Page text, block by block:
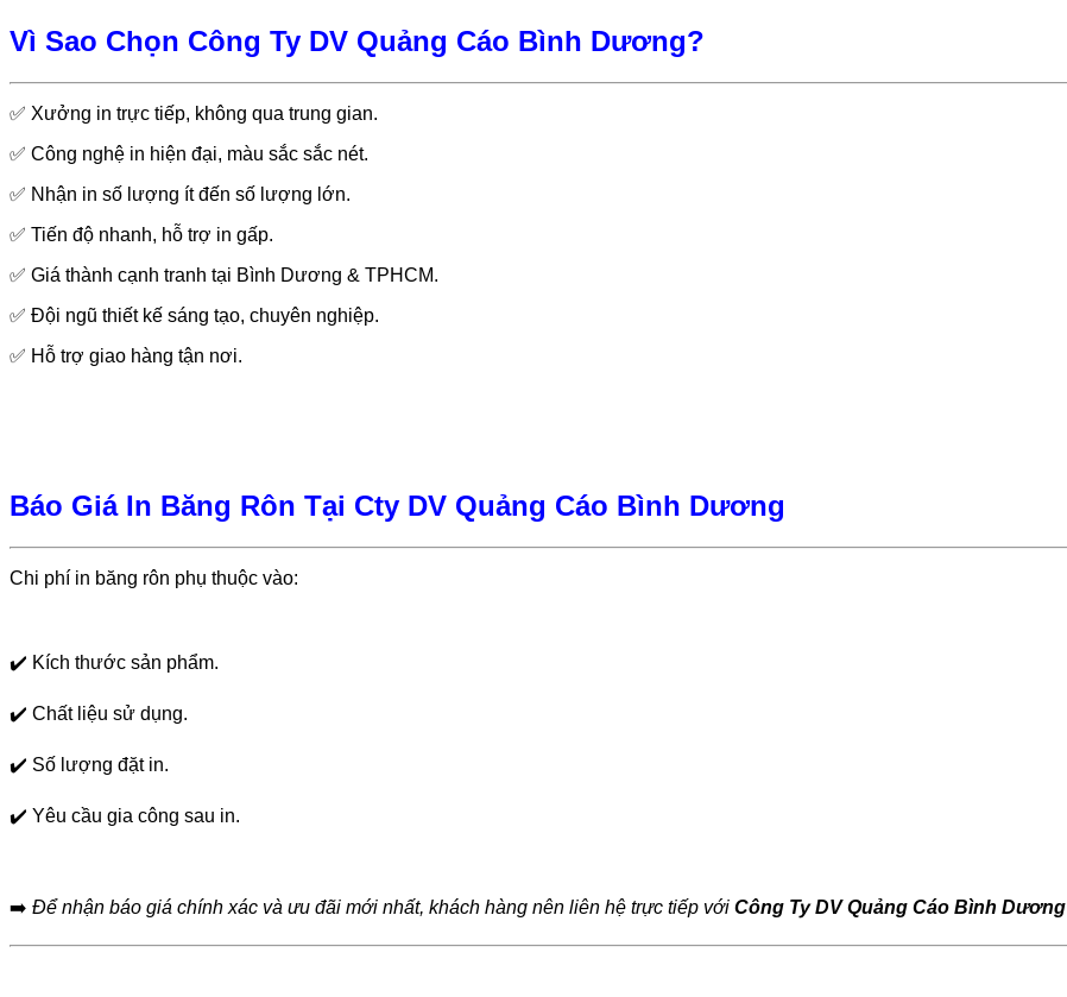
Vì Sao Chọn Công Ty DV Quảng Cáo Bình Dương?
✅ Xưởng in trực tiếp, không qua trung gian.
✅ Công nghệ in hiện đại, màu sắc sắc nét.
✅ Nhận in số lượng ít đến số lượng lớn.
✅ Tiến độ nhanh, hỗ trợ in gấp.
✅ Giá thành cạnh tranh tại Bình Dương & TPHCM.
✅ Đội ngũ thiết kế sáng tạo, chuyên nghiệp.
✅ Hỗ trợ giao hàng tận nơi.
Báo Giá In Băng Rôn Tại Cty DV Quảng Cáo Bình Dương
Chi phí in băng rôn phụ thuộc vào:
✔️ Kích thước sản phẩm.
✔️ Chất liệu sử dụng.
✔️ Số lượng đặt in.
✔️ Yêu cầu gia công sau in.
➡️ Để nhận báo giá chính xác và ưu đãi mới nhất, khách hàng nên liên hệ trực tiếp với Công Ty DV Quảng Cáo Bình Dương